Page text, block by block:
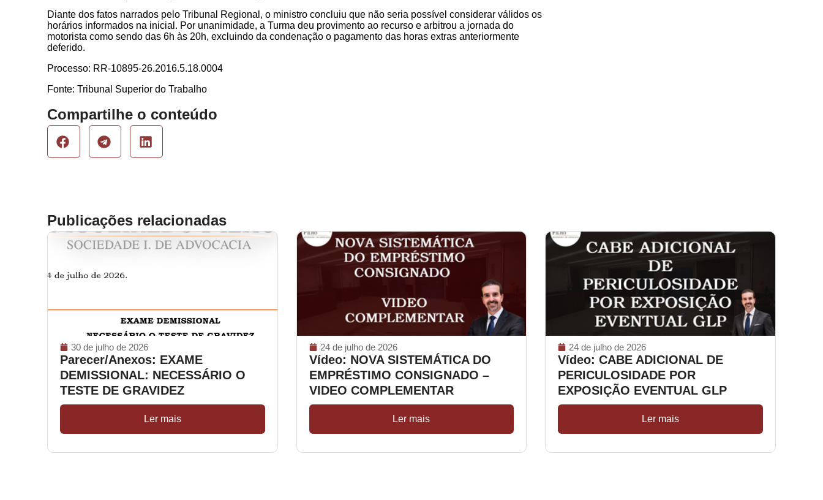
Diante dos fatos narrados pelo Tribunal Regional, o ministro concluiu que não seria possível considerar válidos os
horários informados na inicial. Por unanimidade, a Turma deu provimento ao recurso e arbitrou a jornada do
motorista como sendo das 6h às 20h, excluindo da condenação o pagamento das horas extras anteriormente
deferido.
Processo: RR-10895-26.2016.5.18.0004
Fonte: Tribunal Superior do Trabalho
Compartilhe o conteúdo
Publicações relacionadas
30 de julho de 2026
Parecer/Anexos: EXAME
DEMISSIONAL: NECESSÁRIO O
TESTE DE GRAVIDEZ
Ler mais
24 de julho de 2026
Vídeo: NOVA SISTEMÁTICA DO
EMPRÉSTIMO CONSIGNADO –
VIDEO COMPLEMENTAR
Ler mais
24 de julho de 2026
Vídeo: CABE ADICIONAL DE
PERICULOSIDADE POR
EXPOSIÇÃO EVENTUAL GLP
Ler mais